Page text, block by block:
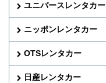
ユニバースレンタカー
ニッポンレンタカー
OTSレンタカー
日産レンタカー